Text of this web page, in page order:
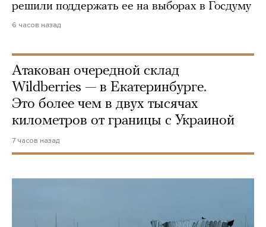
решили поддержать ее на выборах в Госдуму
6 часов назад
Атакован очередной склад
Wildberries — в Екатеринбурге.
Это более чем в двух тысячах
километров от границы с Украиной
7 часов назад